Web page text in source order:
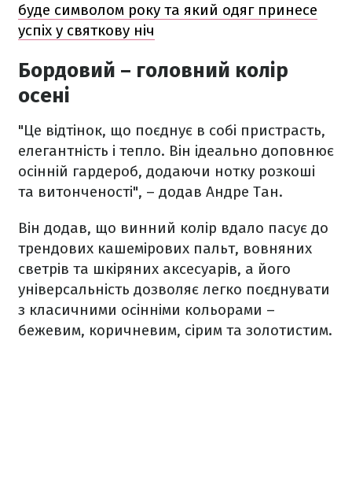
буде символом року та який одяг принесе
успіх у святкову ніч
Бордовий – головний колір
осені
"Це відтінок, що поєднує в собі пристрасть,
елегантність і тепло. Він ідеально доповнює
осінній гардероб, додаючи нотку розкоші
та витонченості", – додав Андре Тан.
Він додав, що винний колір вдало пасує до
трендових кашемірових пальт, вовняних
светрів та шкіряних аксесуарів, а його
універсальність дозволяє легко поєднувати
з класичними осінніми кольорами –
бежевим, коричневим, сірим та золотистим.